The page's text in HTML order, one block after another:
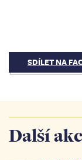
SDÍLET NA
Další